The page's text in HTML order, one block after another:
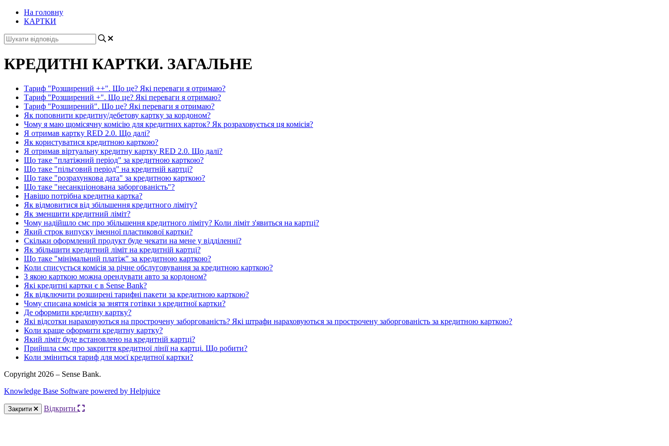
На головну
КАРТКИ
КРЕДИТНІ КАРТКИ. ЗАГАЛЬНЕ
Тариф "Розширений ++". Що це? Які переваги я отримаю?
Тариф "Розширений +". Що це? Які переваги я отримаю?
Тариф "Розширений". Що це? Які переваги я отримаю?
Як поповнити кредитну/дебетову картку за кордоном?
Чому я маю щомісячну комісію для кредитних карток? Як розраховується ця комісія?
Я отримав картку RED 2.0. Що далі?
Як користуватися кредитною карткою?
Я отримав віртуальну кредитну картку RED 2.0. Що далі?
Що таке "платіжний період" за кредитною карткою?
Що таке "пільговий період" на кредитній картці?
Що таке "розрахункова дата" за кредитною карткою?
Що таке "несанкціонована заборгованість"?
Навіщо потрібна кредитна картка?
Як відмовитися від збільшення кредитного ліміту?
Як зменшити кредитний ліміт?
Чому надійшло смс про збільшення кредитного ліміту? Коли ліміт з'явиться на картці?
Який строк випуску іменної пластикової картки?
Скільки оформлений продукт буде чекати на мене у відділенні?
Як збільшити кредитний ліміт на кредитній картці?
Що таке "мінімальний платіж" за кредитною карткою?
Коли списується комісія за річне обслуговування за кредитною карткою?
З якою карткою можна орендувати авто за кордоном?
Які кредитні картки є в Sense Bank?
Як відключити розширені тарифні пакети за кредитною карткою?
Чому списана комісія за зняття готівки з кредитної картки?
Де оформити кредитну картку?
Які відсотки нараховуються на прострочену заборгованість? Які штрафи нараховуються за прострочену заборгованість за кредитною карткою?
Коли краще оформити кредитну картку?
Який ліміт буде встановлено на кредитній картці?
Прийшла смс про закриття кредитної лінії на картці. Що робити?
Коли зміниться тариф для моєї кредитної картки?
Copyright 2026 – Sense Bank.
Knowledge Base Software powered by Helpjuice
Закрити Відкрити